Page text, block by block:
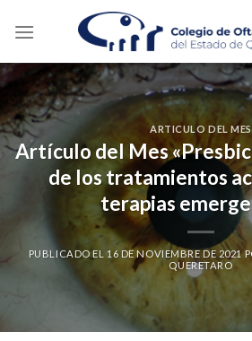
ARTICULO DEL MES
Artículo del Mes
de los tratamientos
terapias
PUBLICADO EL16 DE NOVIEMBRE DE 2021
QUERETARO